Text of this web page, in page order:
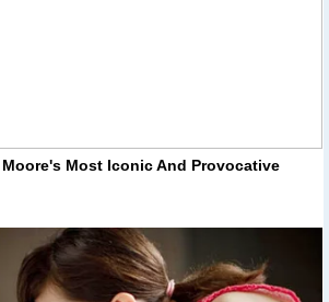
Moore's Most Iconic And Provocative